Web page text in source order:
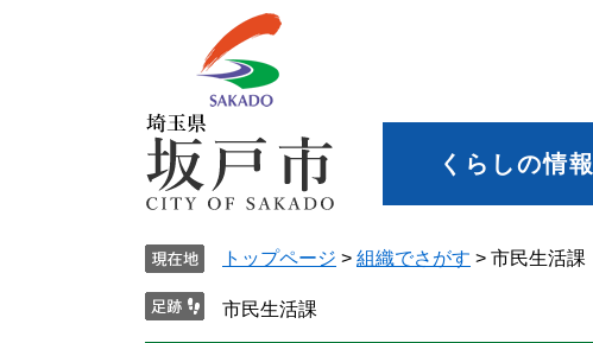
くらしの情報
トップページ > 組織でさがす > 市民生活課
市民生活課